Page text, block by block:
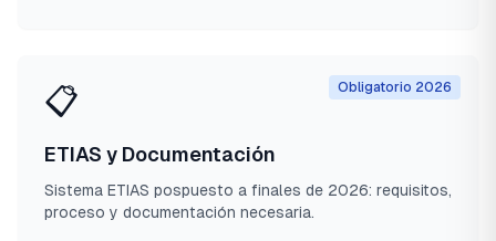
Obligatorio 2026
📋
ETIAS y Documentación
Sistema ETIAS pospuesto a finales de 2026: requisitos,
proceso y documentación necesaria.